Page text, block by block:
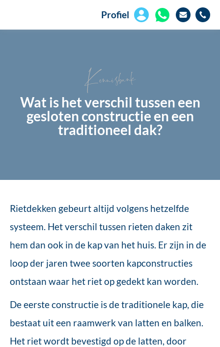
Profiel
Kennisbank
Wat is het verschil tussen een
gesloten constructie en een
traditioneel dak?
Rietdekken gebeurt altijd volgens hetzelfde
systeem. Het verschil tussen rieten daken zit
hem dan ook in de kap van het huis. Er zijn in de
loop der jaren twee soorten kapconstructies
ontstaan waar het riet op gedekt kan worden.
De eerste constructie is de traditionele kap, die
bestaat uit een raamwerk van latten en balken.
Het riet wordt bevestigd op de latten, door